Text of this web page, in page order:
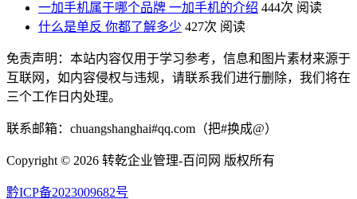
一加手机属于哪个品牌 一加手机的介绍 444次 阅读
什么是单反 你都了解多少 427次 阅读
免责声明：本站内容仅用于学习参考，信息和图片素材来源于
互联网，如内容侵权与违规，请联系我们进行删除，我们将在
三个工作日内处理。
联系邮箱：chuangshanghai#qq.com（把#换成@）
Copyright © 2026 转乾企业管理-百问网 版权所有
黔ICP备2023009682号